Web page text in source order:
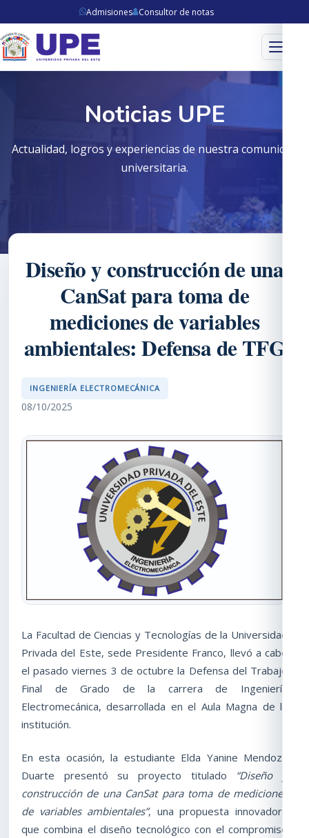
Admisiones Consultor de notas
Menú
Noticias UPE
Actualidad, logros y experiencias de nuestra comunidad
universitaria.
Diseño y construcción de una
CanSat para toma de
mediciones de variables
ambientales: Defensa de TFG
INGENIERÍA ELECTROMECÁNICA
08/10/2025
La Facultad de Ciencias y Tecnologías de la Universidad
Privada del Este, sede Presidente Franco, llevó a cabo
el pasado viernes 3 de octubre la Defensa del Trabajo
Final de Grado de la carrera de Ingeniería
Electromecánica, desarrollada en el Aula Magna de la
institución.
En esta ocasión, la estudiante Elda Yanine Mendoza
Duarte presentó su proyecto titulado “Diseño y
construcción de una CanSat para toma de mediciones
de variables ambientales”, una propuesta innovadora
que combina el diseño tecnológico con el compromiso